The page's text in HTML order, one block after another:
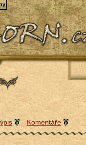
Komentáře